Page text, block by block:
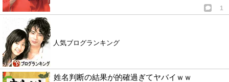
1
人気ブログランキング
姓名判断の結果が的確過ぎてヤバイｗｗ